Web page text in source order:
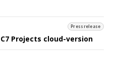
Pressrelease
Projects cloud-version